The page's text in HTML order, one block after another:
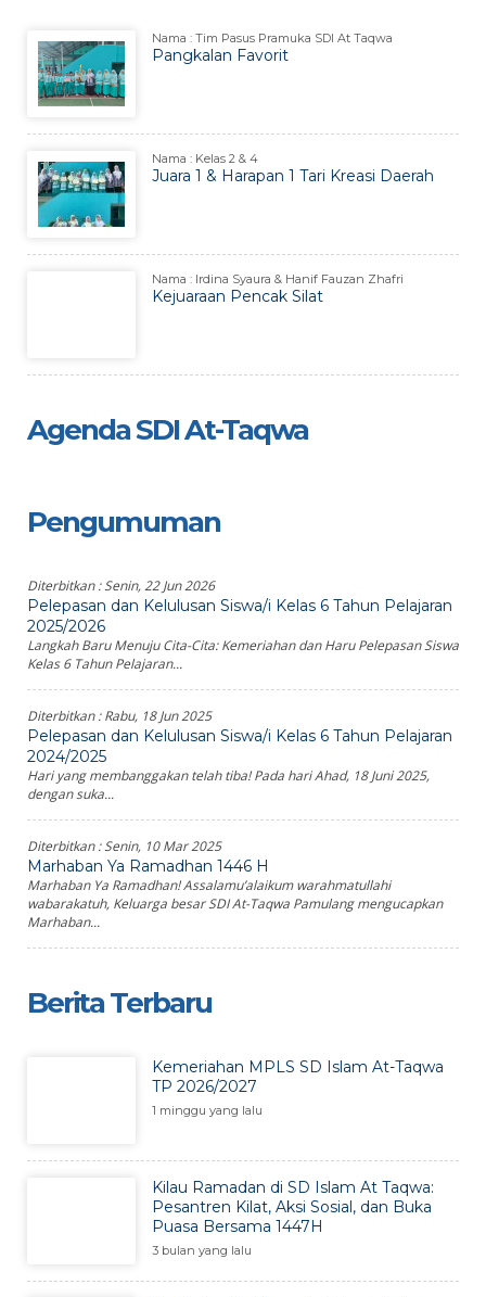
Nama : Tim Pasus Pramuka SDI At Taqwa
Pangkalan Favorit
Nama : Kelas 2 & 4
Juara 1 & Harapan 1 Tari Kreasi Daerah
Nama : Irdina Syaura & Hanif Fauzan Zhafri
Kejuaraan Pencak Silat
Agenda SDI At-Taqwa
Pengumuman
Diterbitkan :Senin, 22 Jun 2026
Pelepasan dan Kelulusan Siswa/i Kelas 6 Tahun Pelajaran
2025/2026
Langkah Baru Menuju Cita-Cita: Kemeriahan dan Haru Pelepasan Siswa
Kelas 6 Tahun Pelajaran...
Diterbitkan :Rabu, 18 Jun 2025
Pelepasan dan Kelulusan Siswa/i Kelas 6 Tahun Pelajaran
2024/2025
Hari yang membanggakan telah tiba! Pada hari Ahad, 18 Juni 2025,
dengan suka...
Diterbitkan :Senin, 10 Mar 2025
Marhaban Ya Ramadhan 1446 H
Marhaban Ya Ramadhan! Assalamu’alaikum warahmatullahi
wabarakatuh, Keluarga besar SDI At-Taqwa Pamulang mengucapkan
Marhaban...
Berita Terbaru
Kemeriahan MPLS SD Islam At-Taqwa
TP 2026/2027
1 minggu yang lalu
Kilau Ramadan di SD Islam At Taqwa:
Pesantren Kilat, Aksi Sosial, dan Buka
Puasa Bersama 1447H
3 bulan yang lalu